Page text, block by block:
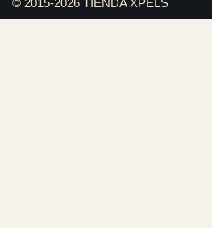
© 2015-2026 TIENDA XPÈLS